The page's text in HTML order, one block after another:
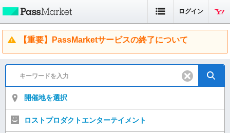
ログイン
【重要】PassMarketサービスの終了について
開催地を選択
ロストプロダクトエンターテイメント